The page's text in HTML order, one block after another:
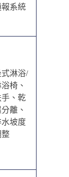
報系統
式淋浴/
椅、
手、乾
離、
水坡度
整